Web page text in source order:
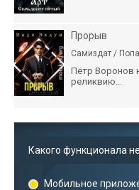
Прорыв
Самиздат /
Пётр Воронов
реликвию...
Какого функционала
Мобильное